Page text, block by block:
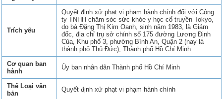
Trích yếu
Quyết định xử phạt vi phạm hành chính đối với Công
ty TNHH chăm sóc sức khỏe y học cổ truyền Tokyo,
do bà Đặng Thị Kim Oanh, sinh năm 1983, là Giám
đốc, địa chỉ trụ sở chính số 175 đường Lương Định
Của, Khu phố 3, phường Bình An, Quận 2 (nay là
thành phố Thủ Đức), Thành phố Hồ Chí Minh
Cơ quan ban
hành
Ủy ban nhân dân Thành phố Hồ Chí Minh
Thể Loại văn
bản
Quyết định xử phạt vi phạm hành chính